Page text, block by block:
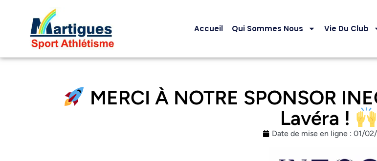
Accueil Qui Sommes Nous Vie Du Club
MERCI À NOTRE SPONSOR
Lavéra !
Date de mise en ligne : 01/